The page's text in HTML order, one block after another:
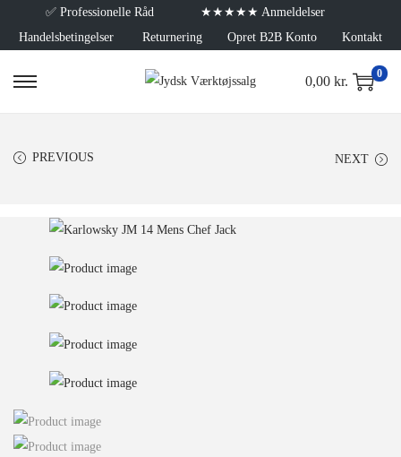
✅ Professionelle Råd
★★★★★ Anmeldelser
Handelsbetingelser
Returnering Opret B2B Konto Kontakt
0,00 kr. 0
PREVIOUS NEXT